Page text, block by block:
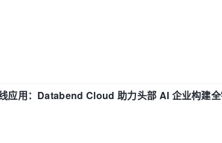
应用：Databend Cloud 助力头部 AI 企业构建